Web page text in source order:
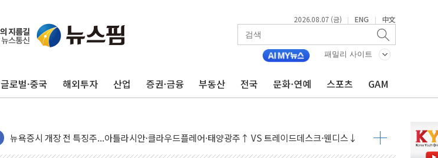
2026.08.07 (금) | ENG | 中文
패밀리 사이트
글로벌·중국 해외투자 산업 증권·금융 부동산 전국 문화·연예 스포츠 GAM
[종합] 美 7월 고용 2만3000명 감소 '쇼크'…9월 금리 인상 기대 후퇴